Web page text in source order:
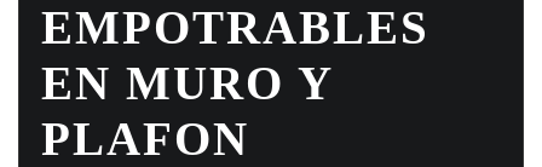
EMPOTRABLES
EN MURO Y
PLAFON